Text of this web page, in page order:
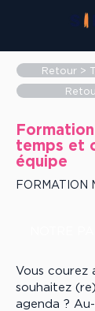
Retour >
temps et
équipe
FORMATION
Vous courez
souhaitez
agenda ?